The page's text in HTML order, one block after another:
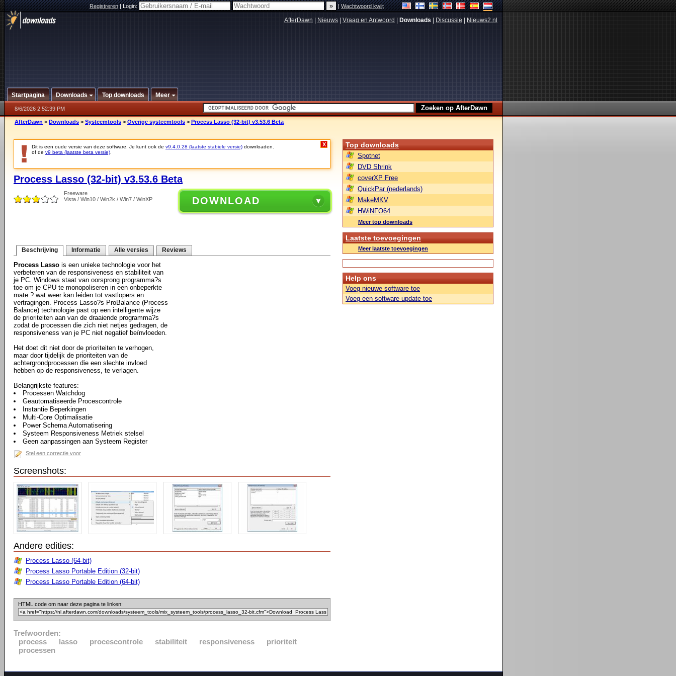
Registreren|Login: |Wachtwoord kwijt
AfterDawn Nieuws Vraag en Antwoord Downloads Discussie Nieuws2.nl
Startpagina Downloads Top downloads Meer
8/6/2026 2:52:39 PM
AfterDawn > Downloads > Systeemtools > Overige systeemtools > Process Lasso (32-bit) v3.53.6 Beta
Dit is een oude versie van deze software. Je kunt ook de v9.4.0.28 (laatste stabiele versie) downloaden.
of de v9 beta (laatste beta versie)
X
Process Lasso (32-bit) v3.53.6 Beta
Freeware
Vista / Win10 / Win2k / Win7 / WinXP
DOWNLOAD
Beschrijving Informatie Alle versies Reviews
Process Lasso is een unieke technologie voor het
verbeteren van de responsiveness en stabiliteit van
je PC. Windows staat van oorsprong programma?s
toe om je CPU te monopoliseren in een onbeperkte
mate ? wat weer kan leiden tot vastlopers en
vertragingen. Process Lasso?s ProBalance (Process
Balance) technologie past op een intelligente wijze
de prioriteiten aan van de draaiende programma?s
zodat de processen die zich niet netjes gedragen, de
responsiveness van je PC niet negatief beïnvloeden.
Het doet dit niet door de prioriteiten te verhogen,
maar door tijdelijk de prioriteiten van de
achtergrondprocessen die een slechte invloed
hebben op de responsiveness, te verlagen.
Belangrijkste features:
Processen Watchdog
Geautomatiseerde Procescontrole
Instantie Beperkingen
Multi-Core Optimalisatie
Power Schema Automatisering
Systeem Responsiveness Metriek stelsel
Geen aanpassingen aan Systeem Register
Stel een correctie voor
Screenshots:
Andere edities:
Process Lasso (64-bit)
Process Lasso Portable Edition (32-bit)
Process Lasso Portable Edition (64-bit)
HTML code om naar deze pagina te linken:
Trefwoorden:
process
lasso procescontrole stabiliteit responsiveness
prioriteit
processen
Top downloads
Spotnet
DVD Shrink
coverXP Free
QuickPar (nederlands)
MakeMKV
HWiNFO64
Meer top downloads
Laatste toevoegingen
Meer laatste toevoegingen
Help ons
Voeg nieuwe software toe
Voeg een software update toe